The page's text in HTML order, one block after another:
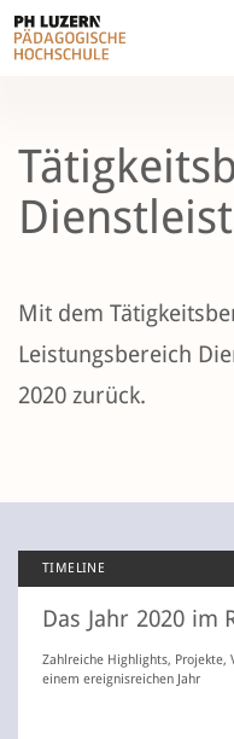
Mit dem
Leistungsbereich
2020 zurück.
TIMELINE
Das Jahr 2020 im
Zahlreiche Highlights, Projekte,
einem ereignisreichen Jahr